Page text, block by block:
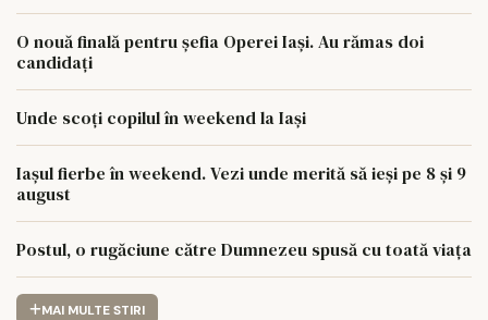
O nouă finală pentru șefia Operei Iași. Au rămas doi
candidați
Unde scoți copilul în weekend la Iași
Iașul fierbe în weekend. Vezi unde merită să ieși pe 8 și 9
august
Postul, o rugăciune către Dumnezeu spusă cu toată viața
MAI MULTE STIRI